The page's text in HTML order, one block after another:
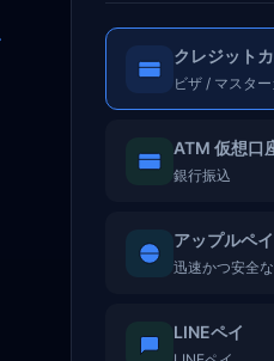
クレジット
ビザ / マスタ
ATM 仮想口
銀行振込
アップルペイ
迅速かつ安全
LINEペイ